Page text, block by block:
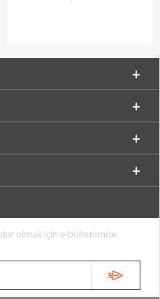
olmak için e-bültenimize